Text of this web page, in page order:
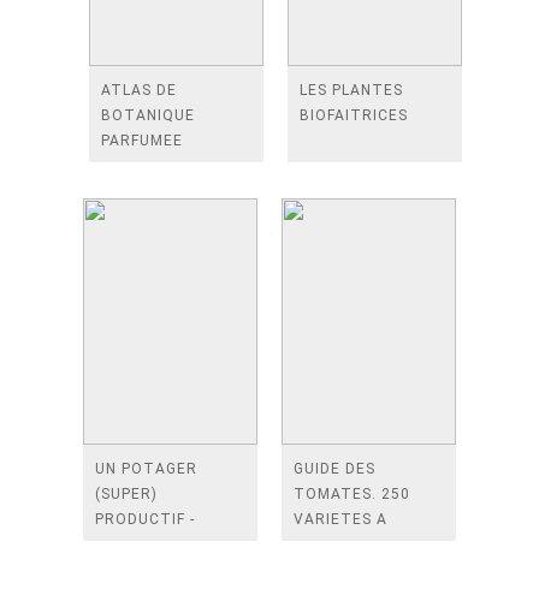
ATLAS DE
BOTANIQUE
PARFUMEE
LES PLANTES
BIOFAITRICES
UN POTAGER
(SUPER)
PRODUCTIF -
GUIDE DES
TOMATES. 250
VARIETES A